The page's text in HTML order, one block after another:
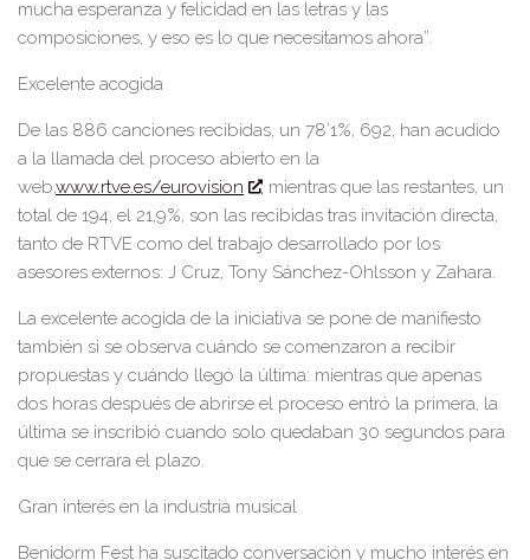
mucha esperanza y felicidad en las letras y las
composiciones, y eso es lo que necesitamos ahora”.
Excelente acogida
De las 886 canciones recibidas, un 78’1%, 692, han acudido
a la llamada del proceso abierto en la
web,www.rtve.es/eurovision
; mientras que las restantes, un
total de 194, el 21,9%, son las recibidas tras invitación directa,
tanto de RTVE como del trabajo desarrollado por los
asesores externos: J Cruz, Tony Sánchez-Ohlsson y Zahara.
La excelente acogida de la iniciativa se pone de manifiesto
también si se observa cuándo se comenzaron a recibir
propuestas y cuándo llegó la última: mientras que apenas
dos horas después de abrirse el proceso entró la primera, la
última se inscribió cuando solo quedaban 30 segundos para
que se cerrara el plazo.
Gran interés en la industria musical
Benidorm Fest ha suscitado conversación y mucho interés en